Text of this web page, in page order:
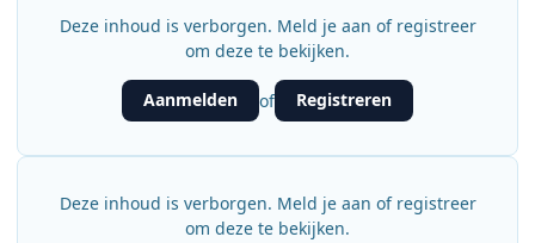
Deze inhoud is verborgen. Meld je aan of registreer
om deze te bekijken.
Aanmelden of Registreren
Deze inhoud is verborgen. Meld je aan of registreer
om deze te bekijken.